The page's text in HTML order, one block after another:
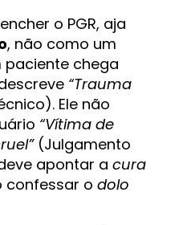
o PGR, aja
, não como um
paciente chega
“Trauma
Ele não
“Vítima de
(Julgamento
apontar a cura
confessar o dolo